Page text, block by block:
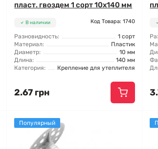
пласт. гвоздем 1 сорт 10x140 мм
В наличии Код Товара: 1740
Разновидность:
1 сорт
Материал:
Пластик
Диаметр:
10 мм
Длина:
140 мм
Категория:
Крепление для утеплителя
2.67 грн
Популярный